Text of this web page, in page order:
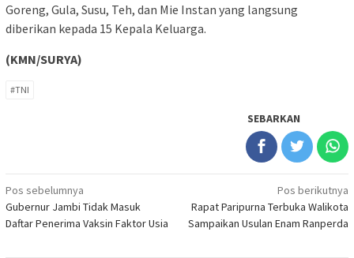
Goreng, Gula, Susu, Teh, dan Mie Instan yang langsung
diberikan kepada 15 Kepala Keluarga.
(KMN/SURYA)
#TNI
SEBARKAN
Navigasi
pos
Pos sebelumnya
Gubernur Jambi Tidak Masuk
Daftar Penerima Vaksin Faktor Usia
Pos berikutnya
Rapat Paripurna Terbuka Walikota
Sampaikan Usulan Enam Ranperda